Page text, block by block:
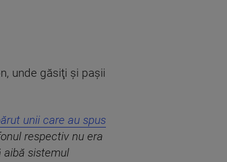
unde găsiţi şi paşii
unii care au spus
respectiv nu era
aibă sistemul